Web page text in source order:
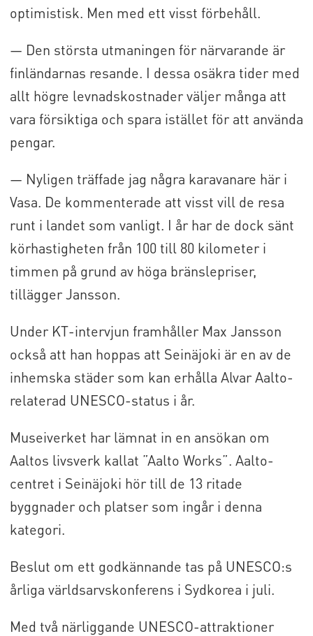
optimistisk. Men med ett visst förbehåll.
— Den största utmaningen för närvarande är
finländarnas resande. I dessa osäkra tider med
allt högre levnadskostnader väljer många att
vara försiktiga och spara istället för att använda
pengar.
— Nyligen träffade jag några karavanare här i
Vasa. De kommenterade att visst vill de resa
runt i landet som vanligt. I år har de dock sänt
körhastigheten från 100 till 80 kilometer i
timmen på grund av höga bränslepriser,
tillägger Jansson.
Under KT-intervjun framhåller Max Jansson
också att han hoppas att Seinäjoki är en av de
inhemska städer som kan erhålla Alvar Aalto-
relaterad UNESCO-status i år.
Museiverket har lämnat in en ansökan om
Aaltos livsverk kallat ”Aalto Works”. Aalto-
centret i Seinäjoki hör till de 13 ritade
byggnader och platser som ingår i denna
kategori.
Beslut om ett godkännande tas på UNESCO:s
årliga världsarvskonferens i Sydkorea i juli.
Med två närliggande UNESCO-attraktioner